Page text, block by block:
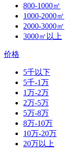
800-1000㎡
1000-2000㎡
2000-3000㎡
3000㎡以上
价格
5千以下
5千-1万
1万-2万
2万-5万
5万-8万
8万-10万
10万-20万
20万以上